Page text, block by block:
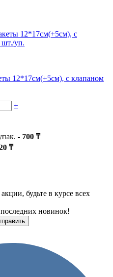
12*17см(+5см), с клапаном
+
- 700 ₸
₸
будьте в курсе всех
новинок!